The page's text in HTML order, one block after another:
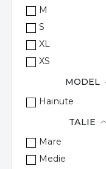
M
S
XL
XS
MODEL
Hainute
TALIE
Mare
Medie